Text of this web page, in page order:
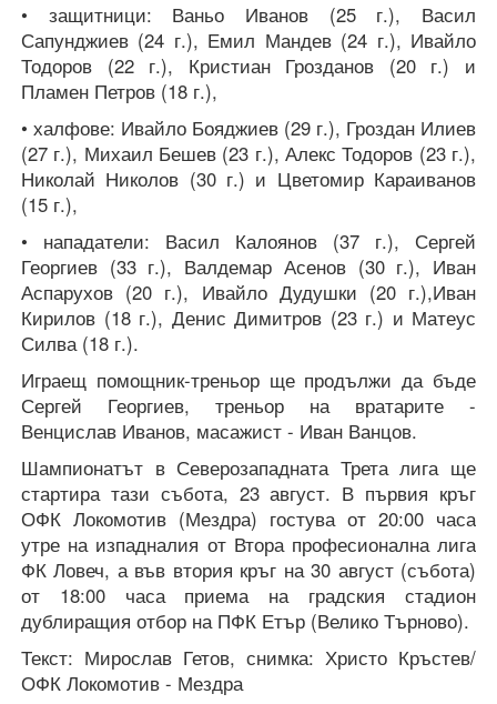
• защитници: Ваньо Иванов (25 г.), Васил
Сапунджиев (24 г.), Емил Мандев (24 г.), Ивайло
Тодоров (22 г.), Кристиан Грозданов (20 г.) и
Пламен Петров (18 г.),
• халфове: Ивайло Бояджиев (29 г.), Гроздан Илиев
(27 г.), Михаил Бешев (23 г.), Алекс Тодоров (23 г.),
Николай Николов (30 г.) и Цветомир Караиванов
(15 г.),
• нападатели: Васил Калоянов (37 г.), Сергей
Георгиев (33 г.), Валдемар Асенов (30 г.), Иван
Аспарухов (20 г.), Ивайло Дудушки (20 г.),Иван
Кирилов (18 г.), Денис Димитров (23 г.) и Матеус
Силва (18 г.).
Играещ помощник-треньор ще продължи да бъде
Сергей Георгиев, треньор на вратарите -
Венцислав Иванов, масажист - Иван Ванцов.
Шампионатът в Северозападната Трета лига ще
стартира тази събота, 23 август. В първия кръг
ОФК Локомотив (Мездра) гостува от 20:00 часа
утре на изпадналия от Втора професионална лига
ФК Ловеч, а във втория кръг на 30 август (събота)
от 18:00 часа приема на градския стадион
дублиращия отбор на ПФК Етър (Велико Търново).
Текст: Мирослав Гетов, снимка: Христо Кръстев/
ОФК Локомотив - Мездра